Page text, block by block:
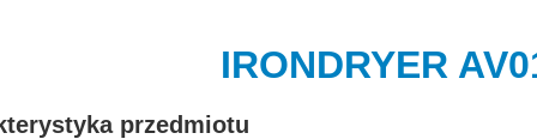
IRONDRYER
przedmiotu